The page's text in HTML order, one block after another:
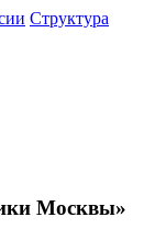
Структура
Москвы»